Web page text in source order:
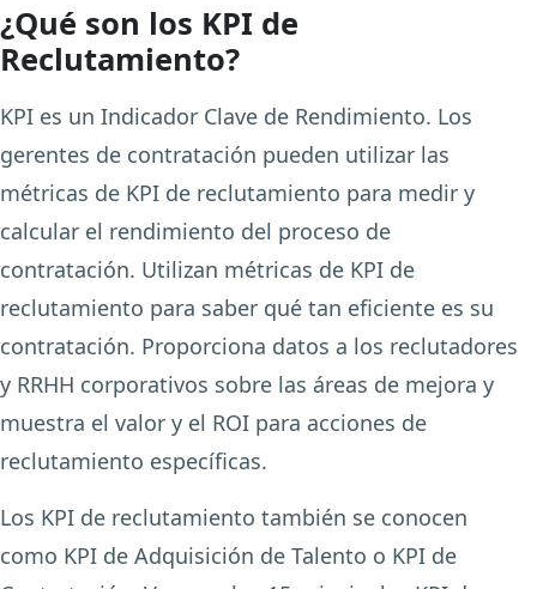
¿Qué son los KPI de
Reclutamiento?
KPI es un Indicador Clave de Rendimiento. Los
gerentes de contratación pueden utilizar las
métricas de KPI de reclutamiento para medir y
calcular el rendimiento del proceso de
contratación. Utilizan métricas de KPI de
reclutamiento para saber qué tan eficiente es su
contratación. Proporciona datos a los reclutadores
y RRHH corporativos sobre las áreas de mejora y
muestra el valor y el ROI para acciones de
reclutamiento específicas.
Los KPI de reclutamiento también se conocen
como KPI de Adquisición de Talento o KPI de